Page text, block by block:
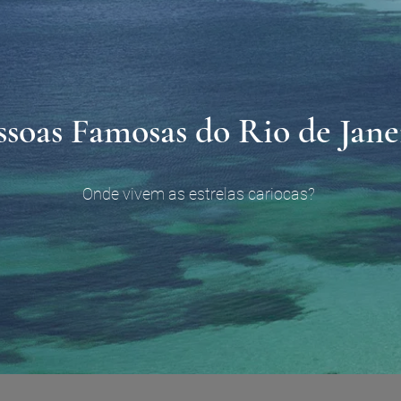
Famosas do Rio de
Onde vivem as estrelas cariocas?